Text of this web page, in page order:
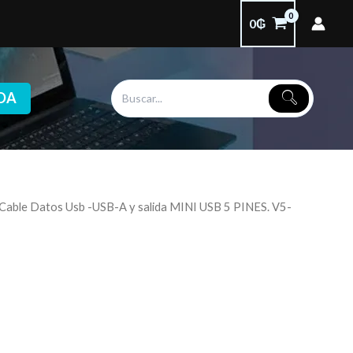
0₲
Datos Usb -USB-A y salida MINI USB 5 PINES. V5-